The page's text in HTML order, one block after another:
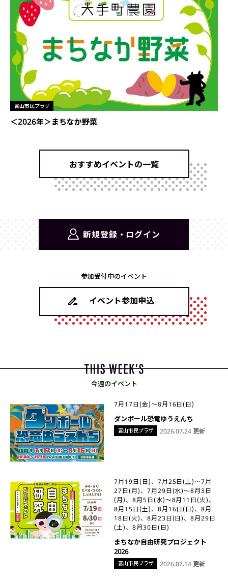
富山市民プラザ
＜2026年＞まちなか野菜
おすすめイベントの一覧
新規登録・ログイン
参加受付中のイベント
イベント参加申込
今週のイベント
富山市民プラザ
7月17日(金)〜8月16日(日)
ダンボール恐竜ゆうえんち
2026.07.24 更新
富山市民プラザ
7月19日(日)、7月25日(土)〜7月
27日(月)、7月29日(水)〜8月3日
(月)、8月5日(水)〜8月11日(火)、
8月15日(土)、8月16日(日)、8月
18日(火)、8月23日(日)、8月29日
(土)、8月30日(日)
まちなか自由研究プロジェクト
2026
2026.07.14 更新